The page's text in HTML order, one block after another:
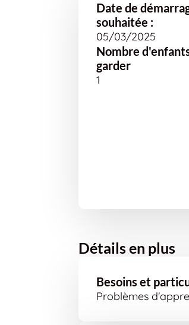
Date de
souhaitée :
05/03/2025
Nombre
garder
1
Détails en plus
Besoins et
Problèmes